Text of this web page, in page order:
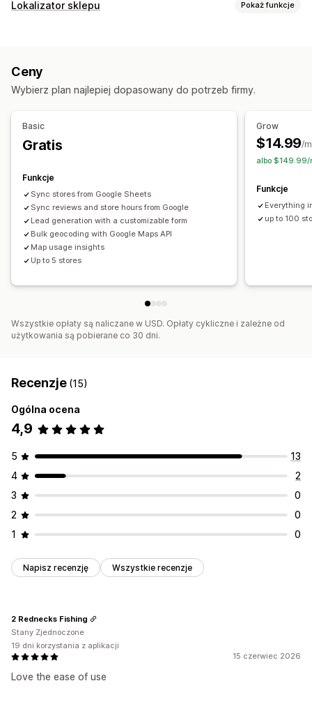
Lokalizator sklepu Pokaż funkcje
Wskazówki dojazdu
Ikony niestandardowe Niestandardowy CSS Obrazy
Import i eksport
Responsywność na urządzeniach mobilnych
Wyszukiwanie i filtry
Wyszukiwanie według lokalizacji
Wyszukiwanie według produktów
Wyszukiwanie według nazwy sklepu
Geolokalizacja
Filtr odległości
Raporty wyszukiwań
Ceny
Wybierz plan najlepiej dopasowany do potrzeb firmy.
Basic
Gratis
Funkcje
Sync stores from Google Sheets
Sync reviews and store hours from Google
Lead generation with a customizable form
Bulk geocoding with Google Maps API
Map usage insights
Up to 5 stores
Grow
$14.99/
albo $149.99/
Funkcje
Everything
up to 100
Wszystkie opłaty są naliczane w USD. Opłaty cykliczne i zależne od
użytkowania są pobierane co 30 dni.
Recenzje (15)
Ogólna ocena
4,9
5
13
4
2
3
0
2
0
1
0
Napisz recenzję Wszystkie recenzje
15 czerwiec 2026
Love the ease of use
2 Rednecks Fishing
Stany Zjednoczone
19 dni korzystania z aplikacji